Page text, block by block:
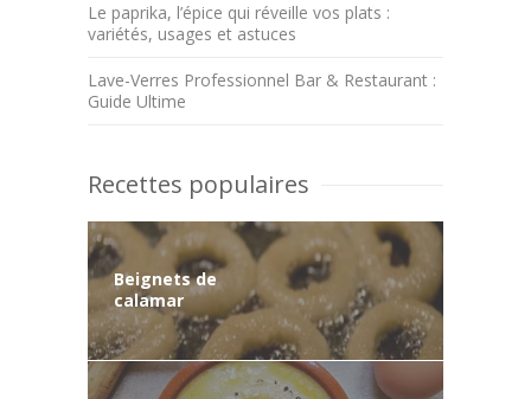
Le paprika, l’épice qui réveille vos plats :
variétés, usages et astuces
Lave-Verres Professionnel Bar & Restaurant :
Guide Ultime
Recettes populaires
Beignets de
calamar